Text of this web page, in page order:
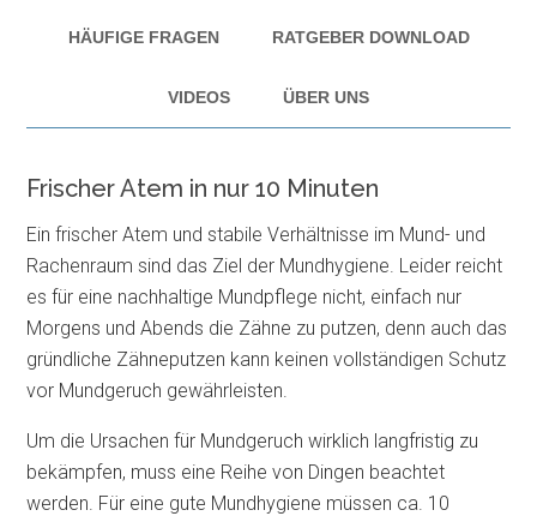
HÄUFIGE FRAGEN RATGEBER DOWNLOAD
VIDEOS ÜBER UNS
Frischer Atem in nur 10 Minuten
Ein frischer Atem und stabile Verhältnisse im Mund- und
Rachenraum sind das Ziel der Mundhygiene. Leider reicht
es für eine nachhaltige Mundpflege nicht, einfach nur
Morgens und Abends die Zähne zu putzen, denn auch das
gründliche Zähneputzen kann keinen vollständigen Schutz
vor Mundgeruch gewährleisten.
Um die Ursachen für Mundgeruch wirklich langfristig zu
bekämpfen, muss eine Reihe von Dingen beachtet
werden. Für eine gute Mundhygiene müssen ca. 10